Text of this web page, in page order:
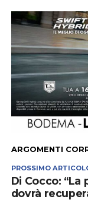
ARGOMENTI
PROSSIMO
Di Cocco:
dovrà